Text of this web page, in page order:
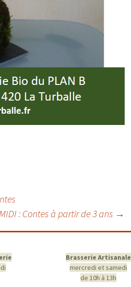
: Contes à partir de 3 ans →
Brasserie Artisanale
mercredi et samedi
de 10h à 13h